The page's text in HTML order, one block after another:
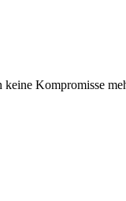
Kompromisse